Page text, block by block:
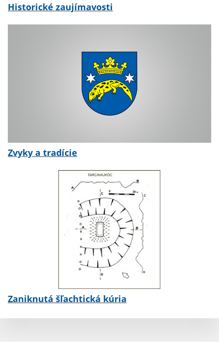
Historické zaujímavosti
Zvyky a tradície
Zaniknutá šľachtická kúria